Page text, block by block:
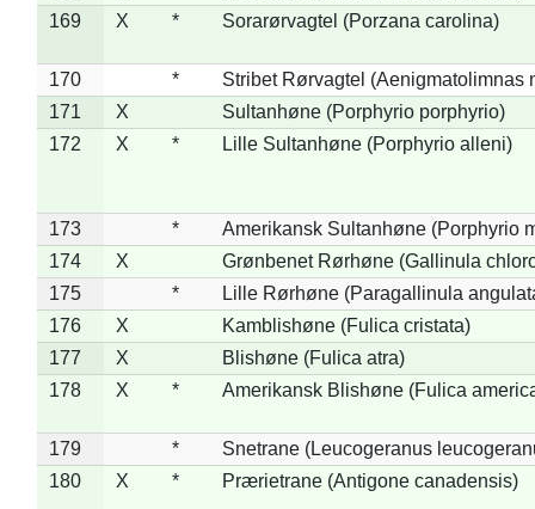
169
X * Sorarørvagtel (Porzana carolina)
170 *
Stribet Rørvagtel (Aenigmatolimnas
171
X
Sultanhøne (Porphyrio porphyrio)
172
X * Lille Sultanhøne (Porphyrio alleni)
173 *
Amerikansk Sultanhøne (Porphyrio
174
X
Grønbenet Rørhøne (Gallinula
175
*
Lille Rørhøne (Paragallinula
176
X
Kamblishøne (Fulica cristata)
177
X
Blishøne (Fulica atra)
178
X * Amerikansk Blishøne (Fulica
179 *
Snetrane (Leucogeranus
180
X * Prærietrane (Antigone canadensis)